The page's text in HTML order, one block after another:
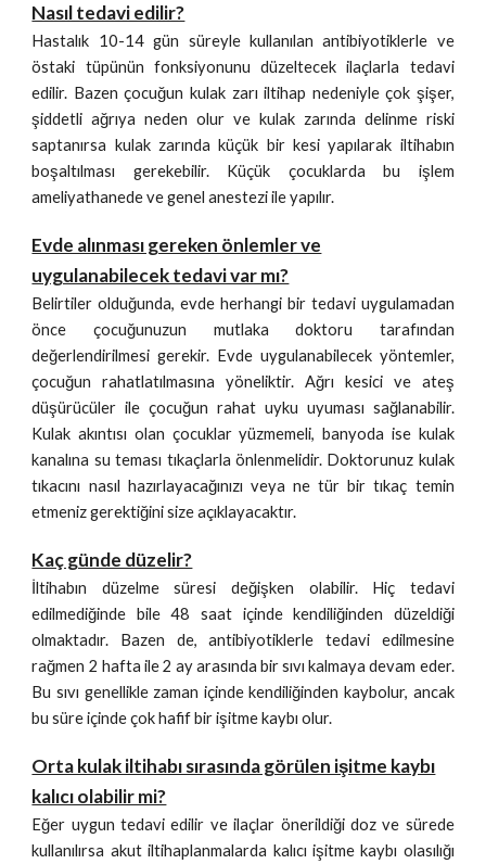
Nasıl tedavi edilir?
Hastalık 10-14 gün süreyle kullanılan antibiyotiklerle ve
östaki tüpünün fonksiyonunu düzeltecek ilaçlarla tedavi
edilir. Bazen çocuğun kulak zarı iltihap nedeniyle çok şişer,
şiddetli ağrıya neden olur ve kulak zarında delinme riski
saptanırsa kulak zarında küçük bir kesi yapılarak iltihabın
boşaltılması gerekebilir. Küçük çocuklarda bu işlem
ameliyathanede ve genel anestezi ile yapılır.
Evde alınması gereken önlemler ve
uygulanabilecek tedavi var mı?
Belirtiler olduğunda, evde herhangi bir tedavi uygulamadan
önce çocuğunuzun mutlaka doktoru tarafından
değerlendirilmesi gerekir. Evde uygulanabilecek yöntemler,
çocuğun rahatlatılmasına yöneliktir. Ağrı kesici ve ateş
düşürücüler ile çocuğun rahat uyku uyuması sağlanabilir.
Kulak akıntısı olan çocuklar yüzmemeli, banyoda ise kulak
kanalına su teması tıkaçlarla önlenmelidir. Doktorunuz kulak
tıkacını nasıl hazırlayacağınızı veya ne tür bir tıkaç temin
etmeniz gerektiğini size açıklayacaktır.
Kaç günde düzelir?
İltihabın düzelme süresi değişken olabilir. Hiç tedavi
edilmediğinde bile 48 saat içinde kendiliğinden düzeldiği
olmaktadır. Bazen de, antibiyotiklerle tedavi edilmesine
rağmen 2 hafta ile 2 ay arasında bir sıvı kalmaya devam eder.
Bu sıvı genellikle zaman içinde kendiliğinden kaybolur, ancak
bu süre içinde çok hafif bir işitme kaybı olur.
Orta kulak iltihabı sırasında görülen işitme kaybı
kalıcı olabilir mi?
Eğer uygun tedavi edilir ve ilaçlar önerildiği doz ve sürede
kullanılırsa akut iltihaplanmalarda kalıcı işitme kaybı olasılığı